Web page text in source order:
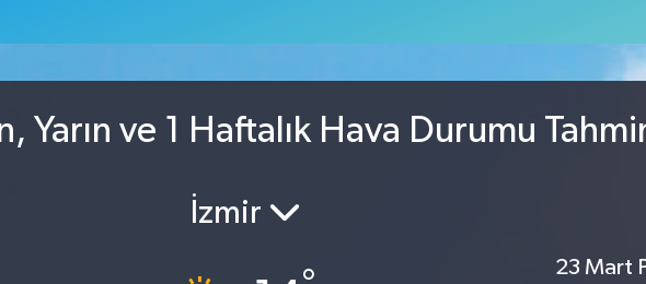
Yarın ve 1 Haftalık Hava Durumu
İzmir
23 Mart